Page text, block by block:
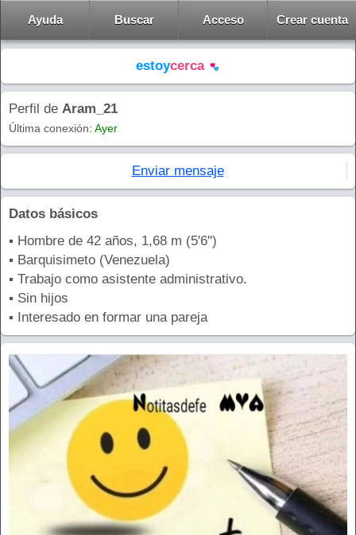
Ayuda Buscar Acceso Crear cuenta
estoycerca
Perfil de Aram_21
Última conexión: Ayer
Enviar mensaje
Datos básicos
▪ Hombre de 42 años, 1,68 m (5'6'')
▪ Barquisimeto (Venezuela)
▪ Trabajo como asistente administrativo.
▪ Sin hijos
▪ Interesado en formar una pareja